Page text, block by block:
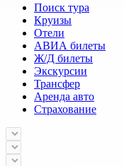
Поиск тура
Круизы
Отели
АВИА билеты
Ж/Д билеты
Экскурсии
Трансфер
Аренда авто
Страхование